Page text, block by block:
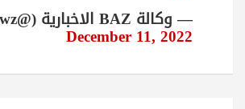
— وكالة BAZ الاخبارية (@baznewz)
December 11, 2022